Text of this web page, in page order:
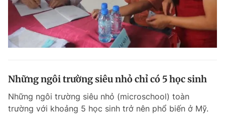
Những ngôi trường siêu nhỏ chỉ có 5 học sinh
Những ngôi trường siêu nhỏ (microschool) toàn
trường với khoảng 5 học sinh trở nên phổ biến ở Mỹ.